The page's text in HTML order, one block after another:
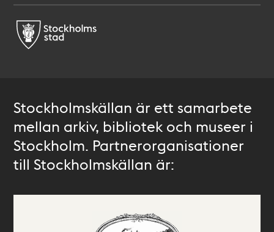
Stockholmskällan är ett samarbete
mellan arkiv, bibliotek och museer i
Stockholm. Partnerorganisationer
till Stockholmskällan är: